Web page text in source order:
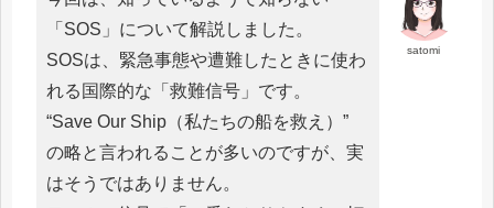
satomi
「SOS」について解説しました。
SOSは、緊急事態や遭難したときに使わ
れる国際的な「救難信号」です。
“Save Our Ship（私たちの船を救え）”
の略と言われることが多いのですが、実
はそうではありません。